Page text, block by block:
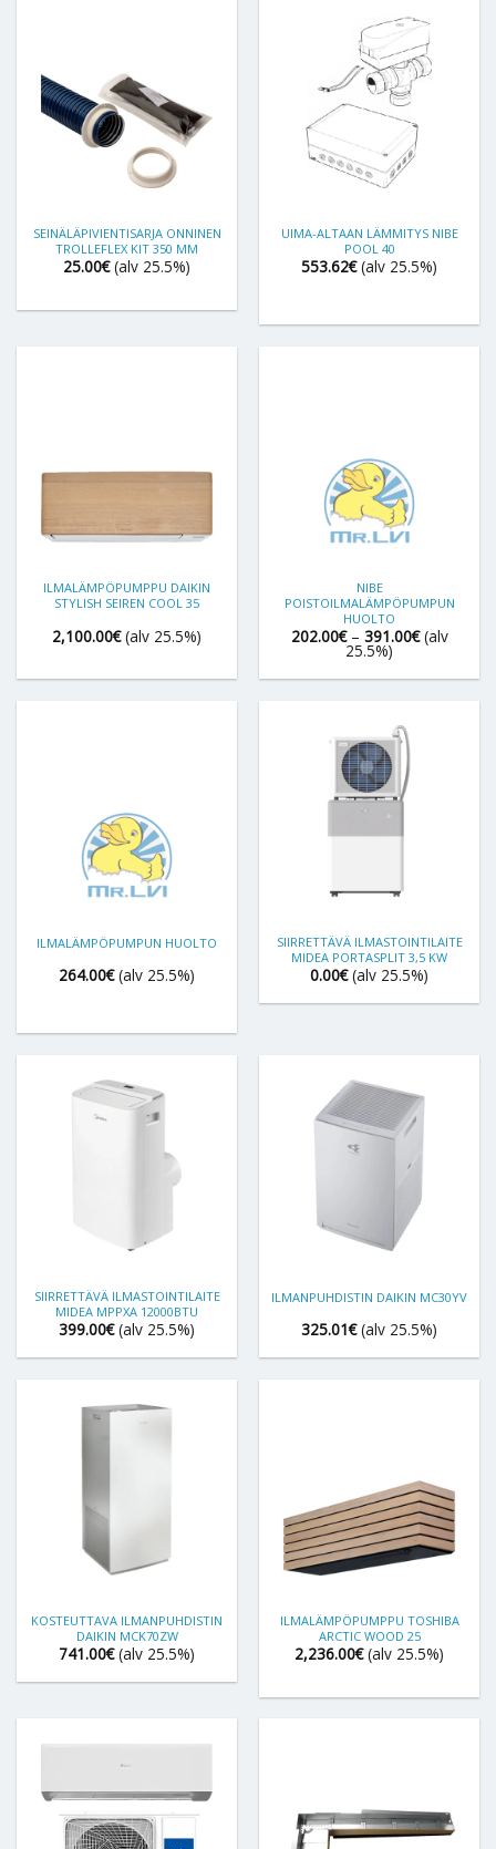
SEINÄLÄPIVIENTISARJA ONNINEN
TROLLEFLEX KIT 350 MM
25.00€ (alv 25.5%)
UIMA-ALTAAN LÄMMITYS NIBE
POOL 40
553.62€ (alv 25.5%)
ILMALÄMPÖPUMPPU DAIKIN
STYLISH SEIREN COOL 35
2,100.00€ (alv 25.5%)
NIBE
POISTOILMALÄMPÖPUMPUN
HUOLTO
202.00€ – 391.00€
202.00€
391.00€
(alv
25.5%)
ILMALÄMPÖPUMPUN HUOLTO
264.00€ (alv 25.5%)
SIIRRETTÄVÄ ILMASTOINTILAITE
MIDEA PORTASPLIT 3,5 KW
0.00€ (alv 25.5%)
SIIRRETTÄVÄ ILMASTOINTILAITE
MIDEA MPPXA 12000BTU
399.00€ (alv 25.5%)
ILMANPUHDISTIN DAIKIN MC30YV
325.01€ (alv 25.5%)
KOSTEUTTAVA ILMANPUHDISTIN
DAIKIN MCK70ZW
741.00€ (alv 25.5%)
ILMALÄMPÖPUMPPU TOSHIBA
ARCTIC WOOD 25
2,236.00€ (alv 25.5%)